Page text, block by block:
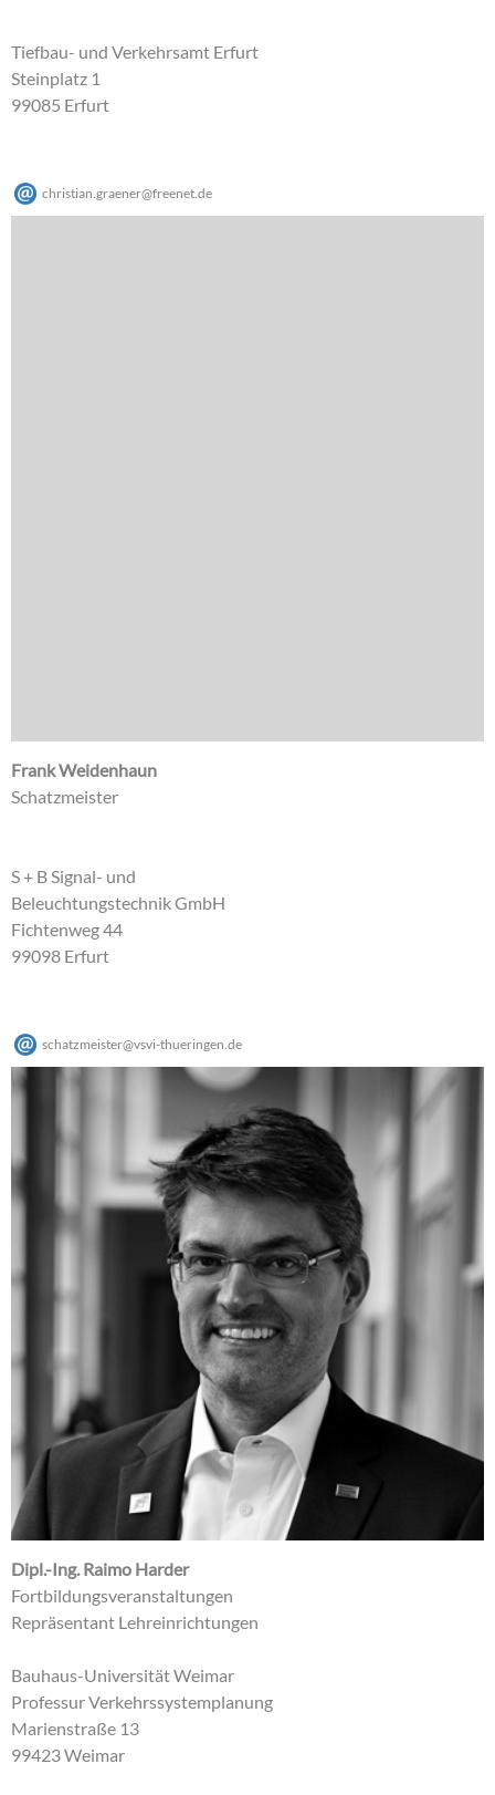
Tiefbau- und Verkehrsamt Erfurt
Steinplatz 1
99085 Erfurt
christian.graener@freenet de
Frank Weidenhaun
Schatzmeister
S + B Signal- und
Beleuchtungstechnik GmbH
Fichtenweg 44
99098 Erfurt
schatzmeister@vsvi-thueringen.de
Dipl.-Ing. Raimo Harder
Fortbildungsveranstaltungen
Repräsentant Lehreinrichtungen
Bauhaus-Universität Weimar
Professur Verkehrssystemplanung
Marienstraße 13
99423 Weimar